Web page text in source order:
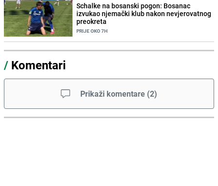
Schalke na bosanski pogon: Bosanac
izvukao njemački klub nakon nevjerovatnog
preokreta
PRIJE OKO 7H
/ Komentari
Prikaži komentare (2)